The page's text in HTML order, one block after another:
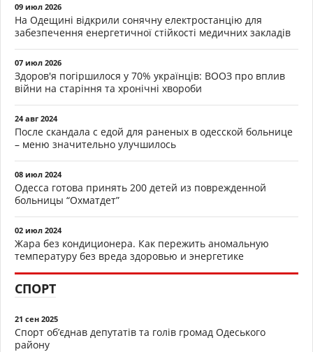
09 июл 2026
На Одещині відкрили сонячну електростанцію для
забезпечення енергетичної стійкості медичних закладів
07 июл 2026
Здоров'я погіршилося у 70% українців: ВООЗ про вплив
війни на старіння та хронічні хвороби
24 авг 2024
После скандала с едой для раненых в одесской больнице
– меню значительно улучшилось
08 июл 2024
Одесса готова принять 200 детей из поврежденной
больницы “Охматдет”
02 июл 2024
Жара без кондиционера. Как пережить аномальную
температуру без вреда здоровью и энергетике
СПОРТ
21 сен 2025
Спорт об’єднав депутатів та голів громад Одеського
району